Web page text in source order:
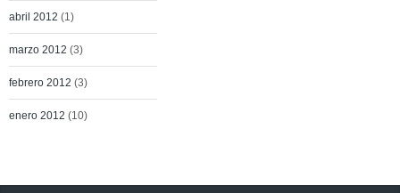
abril 2012 (1)
marzo 2012 (3)
febrero 2012 (3)
enero 2012 (10)